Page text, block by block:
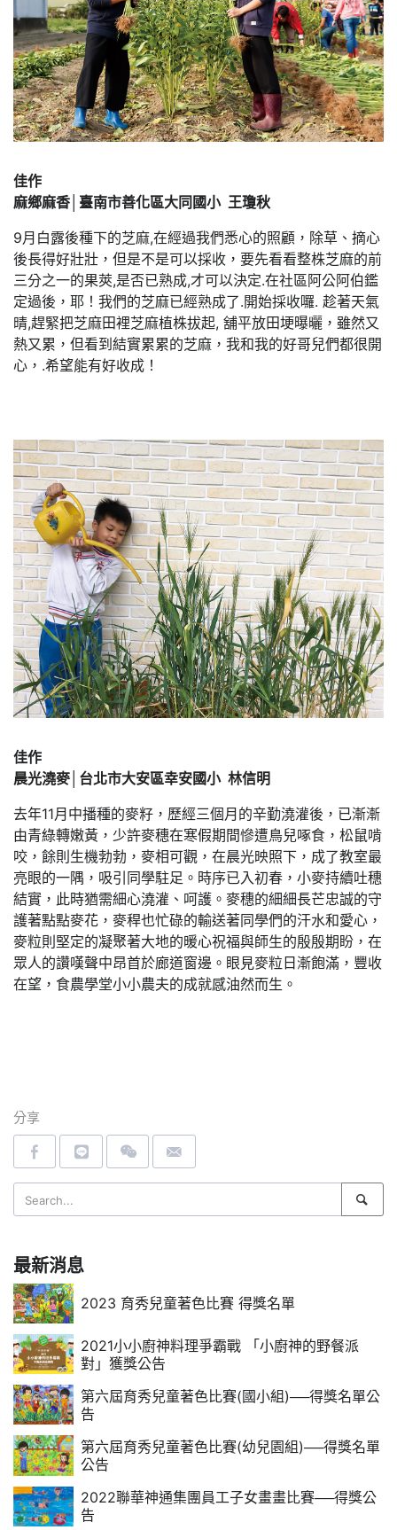
佳作
麻鄉麻香│臺南市善化區大同國小 王瓊秋
9月白露後種下的芝麻,在經過我們悉心的照顧，除草、摘心
後長得好壯壯，但是不是可以採收，要先看看整株芝麻的前
三分之一的果莢,是否已熟成,才可以決定.在社區阿公阿伯鑑
定過後，耶！我們的芝麻已經熟成了.開始採收囉. 趁著天氣
晴,趕緊把芝麻田裡芝麻植株拔起, 舖平放田埂曝曬，雖然又
熱又累，但看到結實累累的芝麻，我和我的好哥兒們都很開
心，.希望能有好收成！
佳作
晨光澆麥│台北市大安區幸安國小 林信明
去年11月中播種的麥籽，歷經三個月的辛勤澆灌後，已漸漸
由青綠轉嫩黃，少許麥穗在寒假期間慘遭鳥兒啄食，松鼠啃
咬，餘則生機勃勃，麥相可觀，在晨光映照下，成了教室最
亮眼的一隅，吸引同學駐足。時序已入初春，小麥持續吐穗
結實，此時猶需細心澆灌、呵護。麥穗的細細長芒忠誠的守
護著點點麥花，麥稈也忙碌的輸送著同學們的汗水和愛心，
麥粒則堅定的凝聚著大地的暖心祝福與師生的殷殷期盼，在
眾人的讚嘆聲中昂首於廊道窗邊。眼見麥粒日漸飽滿，豐收
在望，食農學堂小小農夫的成就感油然而生。
分享
最新消息
2023 育秀兒童著色比賽 得獎名單
2021小小廚神料理爭霸戰 「小廚神的野餐派
對」獲獎公告
第六屆育秀兒童著色比賽(國小組)──得獎名單公
告
第六屆育秀兒童著色比賽(幼兒園組)──得獎名單
公告
2022聯華神通集團員工子女畫畫比賽──得獎公
告